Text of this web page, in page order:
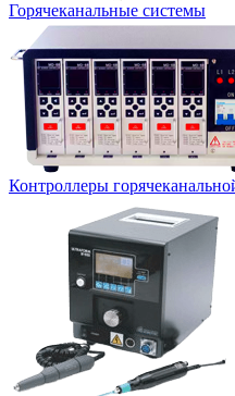
Горячеканальные системы
Контроллеры